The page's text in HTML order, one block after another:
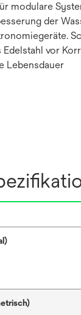
modulare
der
vor
Lebensdauer